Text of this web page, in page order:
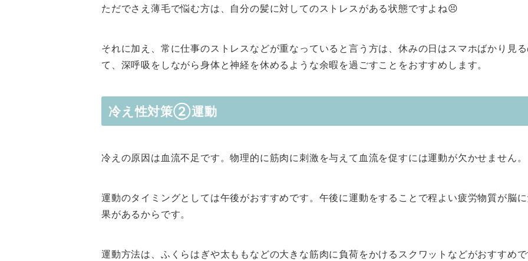
ただでさえ薄毛で悩む方は、自分の髪に対してのストレスがある状態ですよね😣
それに加え、常に仕事のストレスなどが重なっていると言う方は、休みの日はスマホばかり見
て、深呼吸をしながら身体と神経を休めるような余暇を過ごすことをおすすめします。
冷え性対策②運動
冷えの原因は血流不足です。物理的に筋肉に刺激を与えて血流を促すには運動が欠かせません。
運動のタイミングとしては午後がおすすめです。午後に運動をすることで程よい疲労物質が脳
果があるからです。
運動方法は、ふくらはぎや太ももなどの大きな筋肉に負荷をかけるスクワットなどがおすすめ